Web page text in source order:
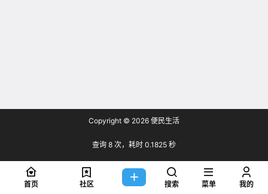
Copyright © 2026 便民生活
查询 8 次，耗时 0.1825 秒
首页 社区 搜索 菜单 我的